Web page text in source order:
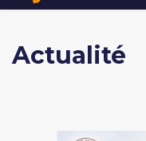
Actualité